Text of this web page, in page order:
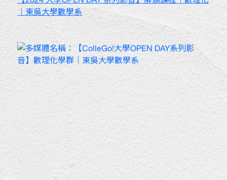
【2024 大學OPEN DAY 系列影音】解鎖課程｜數理化
｜東吳大學數學系